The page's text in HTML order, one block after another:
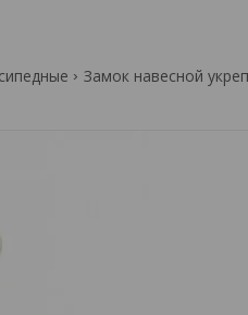
Замок навесной